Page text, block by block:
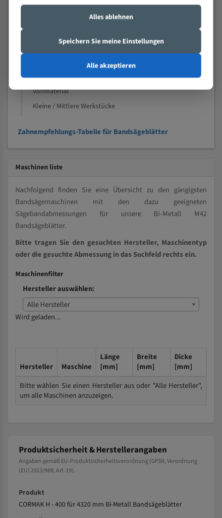
Nichteisenmetalle
Speziell entwickelt für Profile / Rohre
Vollmaterial
Kleine / Mittlere Werkstücke
Zahnempfehlungs-Tabelle für Bandsägeblätter
Maschinen liste
Nachfolgend finden Sie eine Übersicht zu den gängigsten
Bandsägemaschinen mit den dazu geeigneten
Sägebandabmessungen für unsere Bi-Metall M42
Bandsägeblätter.
Bitte tragen Sie den gesuchten Hersteller, Maschinentyp
oder die gesuchte Abmessung in das Suchfeld rechts ein.
Maschinenfilter
Hersteller auswählen:
Alle Hersteller
Wird geladen...
Hersteller Maschine
Länge
[mm]
Breite
[mm]
Dicke
[mm]
Bitte wählen Sie einen Hersteller aus oder "Alle Hersteller",
um alle Maschinen anzuzeigen.
Produktsicherheit & Herstellerangaben
Angaben gemäß EU-Produktsicherheitsverordnung (GPSR, Verordnung
(EU) 2023/988, Art. 19).
Produkt
CORMAK H - 400 für 4320 mm Bi-Metall Bandsägeblätter
Alles ablehnen
Speichern Sie meine Einstellungen
Alle akzeptieren